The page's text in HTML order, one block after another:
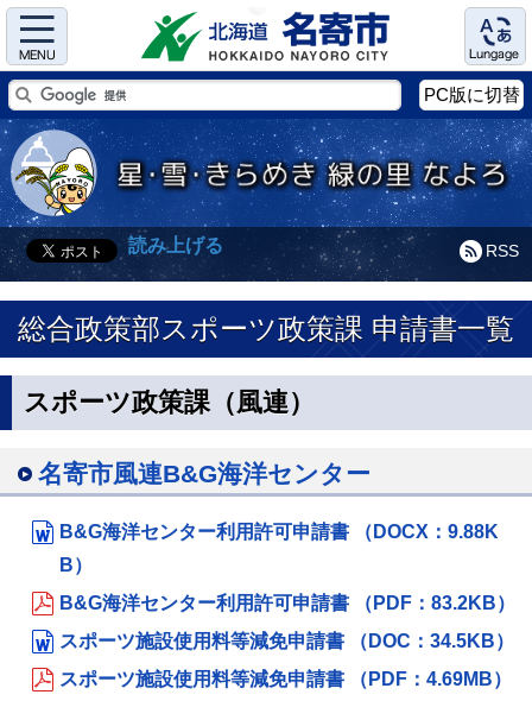
Menu Language
PC版に切替
RSS
読み上げる
総合政策部スポーツ政策課 申請書一覧
スポーツ政策課（風連）
名寄市風連B&G海洋センター
B&G海洋センター利用許可申請書 （DOCX：9.88K
B）
B&G海洋センター利用許可申請書 （PDF：83.2KB）
スポーツ施設使用料等減免申請書 （DOC：34.5KB）
スポーツ施設使用料等減免申請書 （PDF：4.69MB）